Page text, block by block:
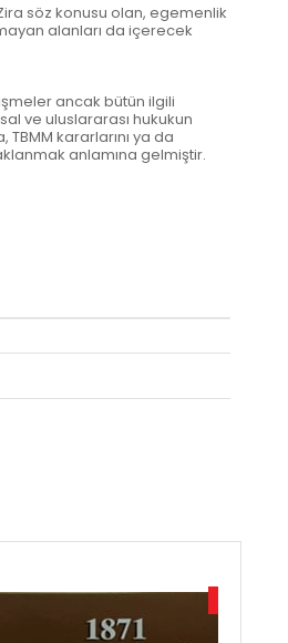
söz konusu olan, egemenlik
alanları da içerecek
ancak bütün ilgili
ve uluslararası hukukun
kararlarını ya da
anlamına gelmiştir.